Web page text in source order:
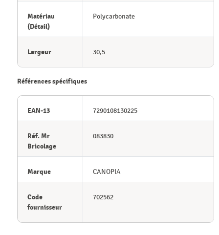
Matériau
(Détail)
Polycarbonate
Largeur 30,5
Références spécifiques
EAN-13 7290108130225
Réf. Mr
Bricolage
083830
Marque CANOPIA
Code
fournisseur
702562